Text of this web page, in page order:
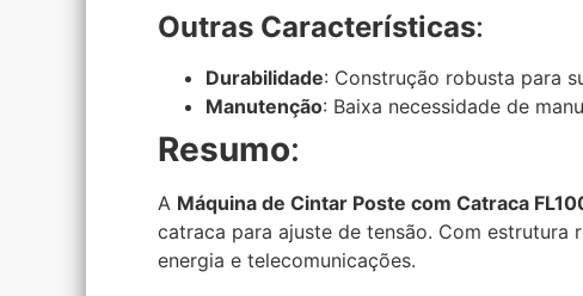
Outras Características:
Durabilidade: Construção robusta para
Manutenção: Baixa necessidade de
Resumo:
A Máquina de Cintar Poste com Catraca
catraca para ajuste de tensão. Com estrutura
energia e telecomunicações.